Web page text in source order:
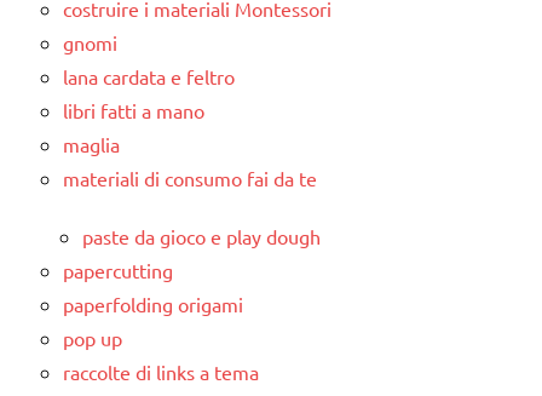
costruire i materiali Montessori
gnomi
lana cardata e feltro
libri fatti a mano
maglia
materiali di consumo fai da te
paste da gioco e play dough
papercutting
paperfolding origami
pop up
raccolte di links a tema